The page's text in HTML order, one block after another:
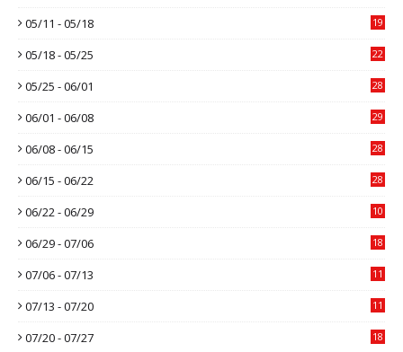
05/11 - 05/18 19
05/18 - 05/25 22
05/25 - 06/01 28
06/01 - 06/08 29
06/08 - 06/15 28
06/15 - 06/22 28
06/22 - 06/29 10
06/29 - 07/06 18
07/06 - 07/13 11
07/13 - 07/20 11
07/20 - 07/27 18